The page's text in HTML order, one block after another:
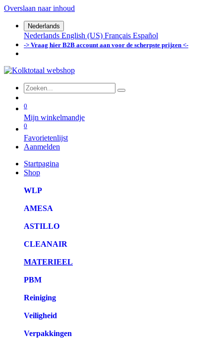
Overslaan naar inhoud
Nederlands
Nederlands English (US) Français Español
-> Vraag hier B2B account aan voor de scherpste prijzen <-
0
Mijn winkelmandje
0
Favorietenlijst
Aanmelden
Startpagina
Shop
WLP
AMESA
ASTILLO
CLEANAIR
MATERIEEL
PBM
Reiniging
Veiligheid
Verpakkingen